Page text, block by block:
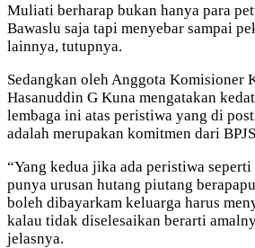
Muliati berharap bukan hanya para
Bawaslu saja tapi menyebar sampai
lainnya, tutupnya.
Sedangkan oleh Anggota Komisioner
Hasanuddin G Kuna mengatakan
lembaga ini atas peristiwa yang di
adalah merupakan komitmen dari
“Yang kedua jika ada peristiwa
punya urusan hutang piutang
boleh dibayarkam keluarga harus
kalau tidak diselesaikan berarti
jelasnya.